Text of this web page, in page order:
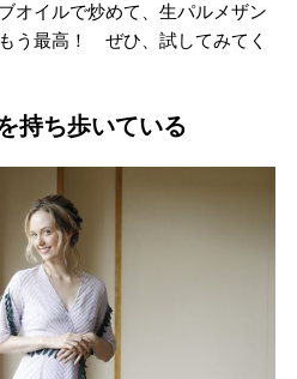
オイルで炒めて、生パルメザン
う最高！ ぜひ、試してみてく
持ち歩いている